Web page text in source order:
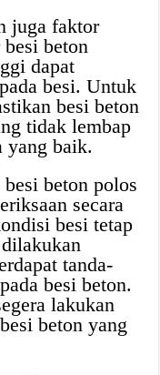
juga faktor
beton
dapat
besi. Untuk
besi beton
tidak lembap
yang baik.
beton polos
secara
besi tetap
tanda-
besi beton.
lakukan
beton yang